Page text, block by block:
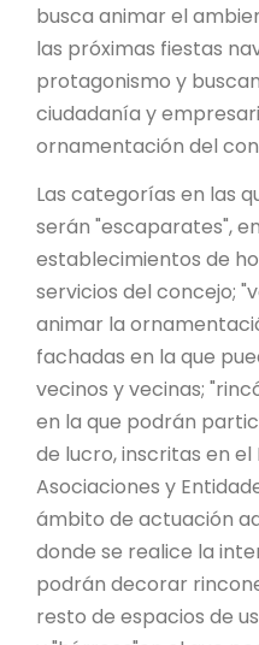
busca animar el
las próximas fiestas
protagonismo y
ciudadanía y
ornamentación del
Las categorías en las
serán "escaparates",
establecimientos de
servicios del concejo;
animar la
fachadas en la que
vecinos y vecinas;
en la que podrán
de lucro, inscritas en
Asociaciones y
ámbito de actuación
donde se realice la
podrán decorar
resto de espacios de